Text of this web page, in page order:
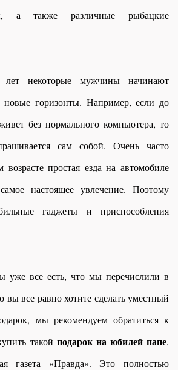
а также различные рыбацкие
лет некоторые мужчины начинают
новые горизонты. Например, если до
без нормального компьютера, то
сам собой. Очень часто
простая езда на автомобиле
настоящее увлечение. Поэтому
гаджеты и приспособления
уже все есть, что мы перечислили в
вы все равно хотите сделать уместный
мы рекомендуем обратиться к
такой подарок на юбилей папе,
газета «Правда». Это полностью